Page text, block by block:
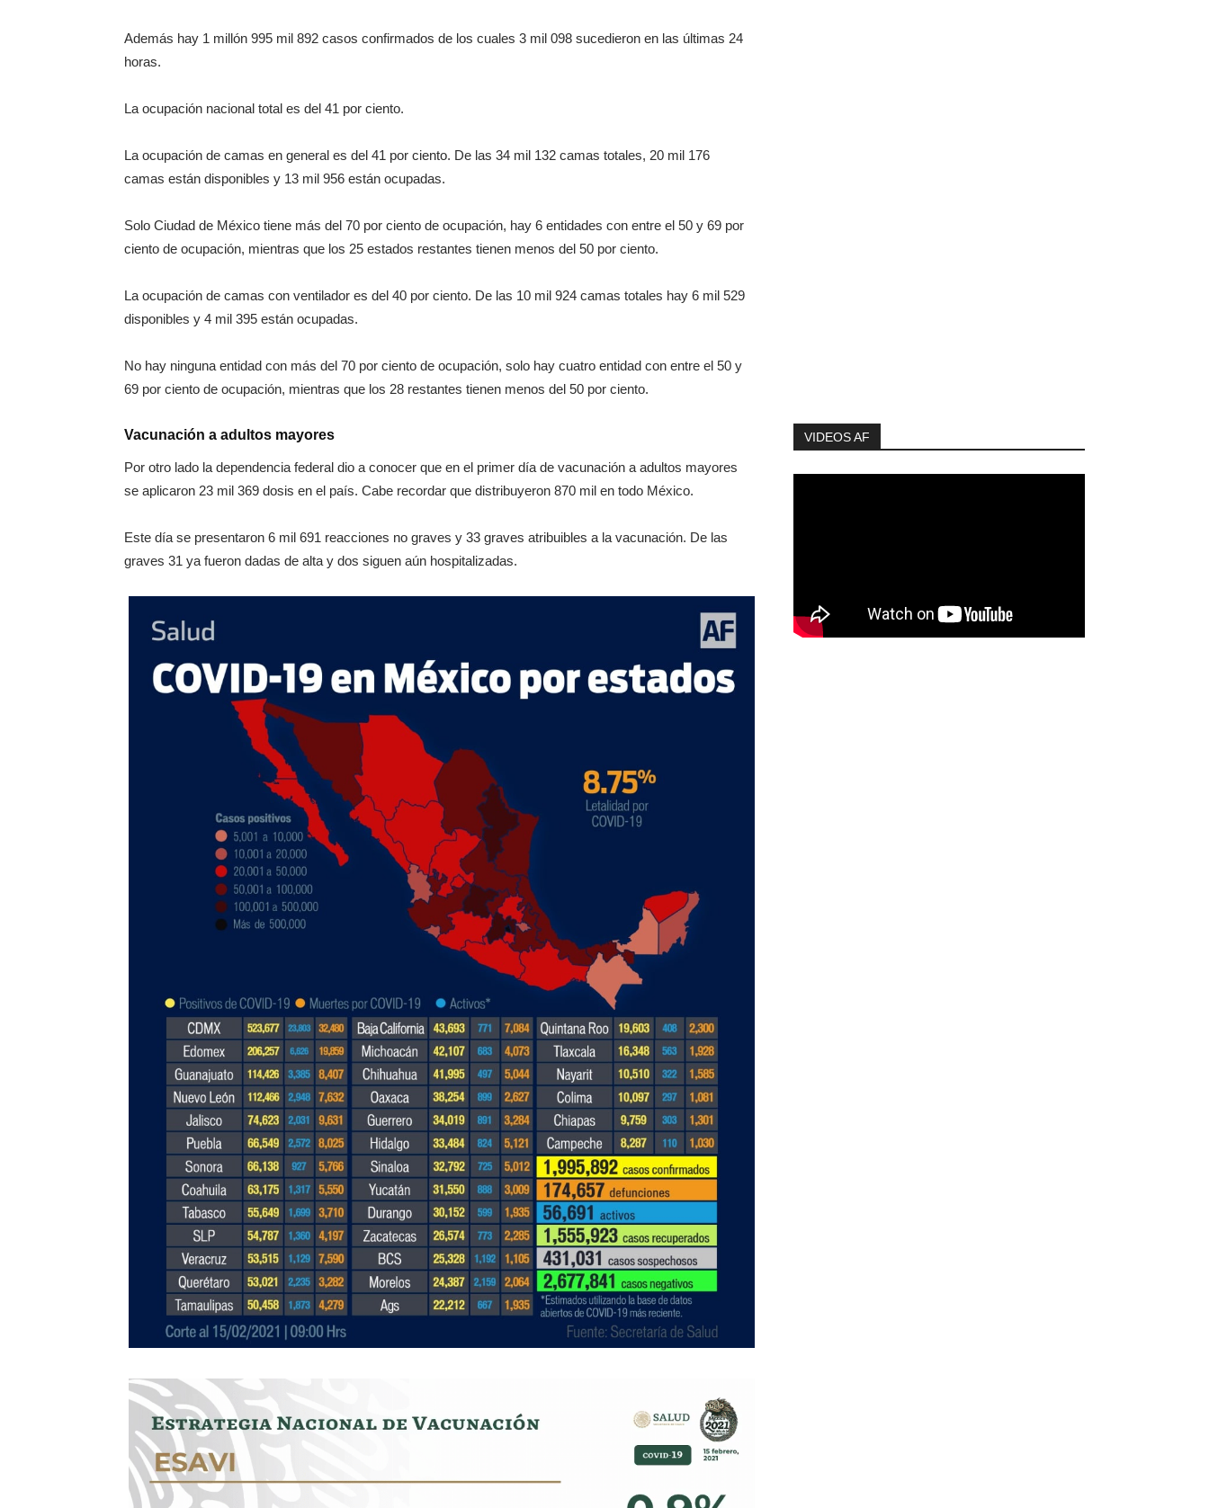
Además hay 1 millón 995 mil 892 casos confirmados de los cuales 3 mil 098 sucedieron en las últimas 24
horas.
La ocupación nacional total es del 41 por ciento.
La ocupación de camas en general es del 41 por ciento. De las 34 mil 132 camas totales, 20 mil 176
camas están disponibles y 13 mil 956 están ocupadas.
Solo Ciudad de México tiene más del 70 por ciento de ocupación, hay 6 entidades con entre el 50 y 69 por
ciento de ocupación, mientras que los 25 estados restantes tienen menos del 50 por ciento.
La ocupación de camas con ventilador es del 40 por ciento. De las 10 mil 924 camas totales hay 6 mil 529
disponibles y 4 mil 395 están ocupadas.
No hay ninguna entidad con más del 70 por ciento de ocupación, solo hay cuatro entidad con entre el 50 y
69 por ciento de ocupación, mientras que los 28 restantes tienen menos del 50 por ciento.
Vacunación a adultos mayores
Por otro lado la dependencia federal dio a conocer que en el primer día de vacunación a adultos mayores
se aplicaron 23 mil 369 dosis en el país. Cabe recordar que distribuyeron 870 mil en todo México.
Este día se presentaron 6 mil 691 reacciones no graves y 33 graves atribuibles a la vacunación. De las
graves 31 ya fueron dadas de alta y dos siguen aún hospitalizadas.
VIDEOS AF